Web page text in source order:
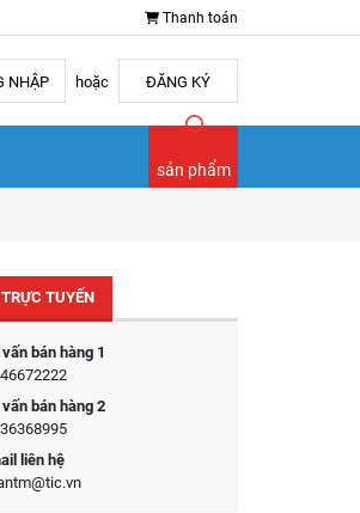
Thanh toán
NHẬP hoặc ĐĂNG KÝ
sản phẩm
TUYẾN
bán hàng 1
bán hàng 2
liên hệ